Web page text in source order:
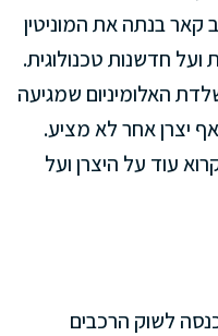
קאר בנתה את המוניטין
חדשנות טכנולוגית.
האלומיניום שמגיעה
יצרן אחר לא מציע.
עוד על היצרן ועל
יפנית שהוקמה ב-1955 ונכנסה לשוק הרכבים